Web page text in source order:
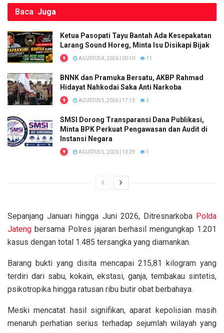
Baca Juga
Ketua Pasopati Tayu Bantah Ada Kesepakatan
Larang Sound Horeg, Minta Isu Disikapi Bijak
AGUSTUS 8, 2026 | 00:10 11
BNNK dan Pramuka Bersatu, AKBP Rahmad
Hidayat Nahkodai Saka Anti Narkoba
AGUSTUS 5, 2026 | 17:13 3
SMSI Dorong Transparansi Dana Publikasi,
Minta BPK Perkuat Pengawasan dan Audit di
Instansi Negara
AGUSTUS 5, 2026 | 13:29 1
Sepanjang Januari hingga Juni 2026, Ditresnarkoba Polda
Jateng bersama Polres jajaran berhasil mengungkap 1.201
kasus dengan total 1.485 tersangka yang diamankan.
Barang bukti yang disita mencapai 215,81 kilogram yang
terdiri dari sabu, kokain, ekstasi, ganja, tembakau sintetis,
psikotropika hingga ratusan ribu butir obat berbahaya.
Meski mencatat hasil signifikan, aparat kepolisian masih
menaruh perhatian serius terhadap sejumlah wilayah yang